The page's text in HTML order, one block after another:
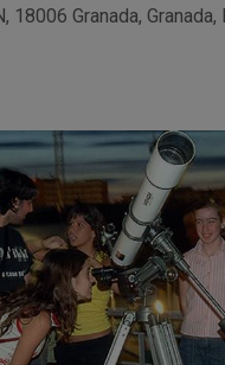
Granada, Granada,